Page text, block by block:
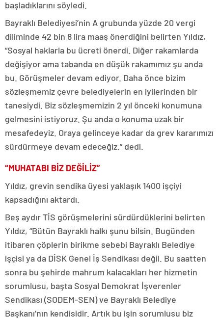
başladıklarını söyledi.
Bayraklı Belediyesi’nin A grubunda yüzde 20 vergi
diliminde 42 bin 8 lira maaş önerdiğini belirten Yıldız,
“Sosyal haklarla bu ücreti önerdi. Diğer rakamlarda
değişiyor ama tabanda en düşük rakamımız şu anda
bu. Görüşmeler devam ediyor. Daha önce bizim
sözleşmemiz çevre belediyelerin en iyilerinden bir
tanesiydi. Biz sözleşmemizin 2 yıl önceki konumuna
gelmesini istiyoruz. Şu anda o konuma uzak bir
mesafedeyiz. Oraya gelinceye kadar da grev kararımızı
sürdürmeye devam edeceğiz.” dedi.
“MUHATABI BİZ DEĞİLİZ”
Yıldız, grevin sendika üyesi yaklaşık 1400 işçiyi
kapsadığını aktardı.
Beş aydır TİS görüşmelerini sürdürdüklerini belirten
Yıldız, “Bütün Bayraklı halkı şunu bilsin. Bugünden
itibaren çöplerin birikme sebebi Bayraklı Belediye
işçisi ya da DİSK Genel İş Sendikası değil. Bu saatten
sonra bu şehirde mahrum kalacakları her hizmetin
sorumlusu, başta Sosyal Demokrat İşverenler
Sendikası (SODEM-SEN) ve Bayraklı Belediye
Başkanı’nın kendisidir. Artık bu işin sorumlusu biz